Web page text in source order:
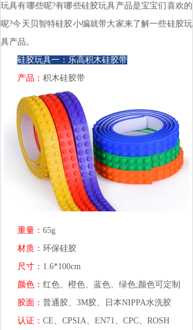
玩具有哪些呢?有哪些硅胶玩具产品是宝宝们喜欢的
呢?今天贝智特硅胶小编就带大家来了解一些硅胶玩
具产品。
硅胶玩具一：乐高积木硅胶带
产品： 积木硅胶带
重量： 65g
材质： 环保硅胶
尺寸： 1.6*100cm
颜色： 红色、橙色、蓝色、绿色;颜色可定制
胶面： 普通胶、3M胶、日本NIPPA水洗胶
认证： CE、CPSIA、EN71、CPC、ROSH